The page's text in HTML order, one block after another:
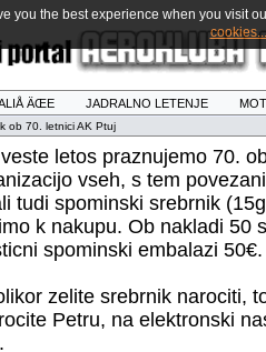
ÄŒE JADRALNO LETENJE
ob 70. letnici AK Ptuj
letos praznujemo 70.
vseh, s tem
tudi spominski srebrnik
k nakupu. Ob nakladi 50
spominski embalazi 50€.
zelite srebrnik narociti,
Petru, na elektronski
you the best experience when you visit
cookies...